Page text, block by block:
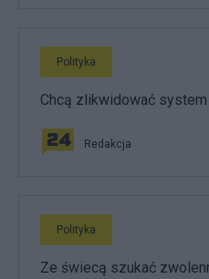
Polityka
Chcą zlikwidować
Redakcja
Polityka
Ze świecą szukać